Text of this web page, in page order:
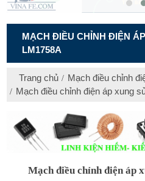
MẠCH ĐIỀU CHỈNH ĐIỆN
LM1758A
Trang chủ
Mạch điều chỉnh
Mạch điều chỉnh điện áp xung
Mạch điều chỉnh điện áp